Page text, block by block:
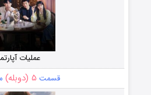
عملیات
قسمت ۵ (دوبله)